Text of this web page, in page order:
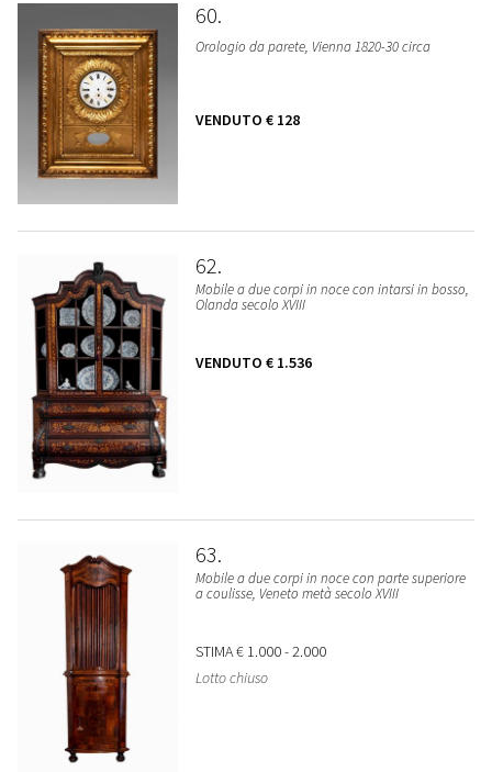
60
Orologio da parete, Vienna 1820-30 circa
VENDUTO € 128
62
Mobile a due corpi in noce con intarsi in bosso,
Olanda secolo XVIII
VENDUTO € 1.536
63
Mobile a due corpi in noce con parte superiore
a coulisse, Veneto metà secolo XVIII
STIMA€ 1.000 - 2.000
Lotto chiuso